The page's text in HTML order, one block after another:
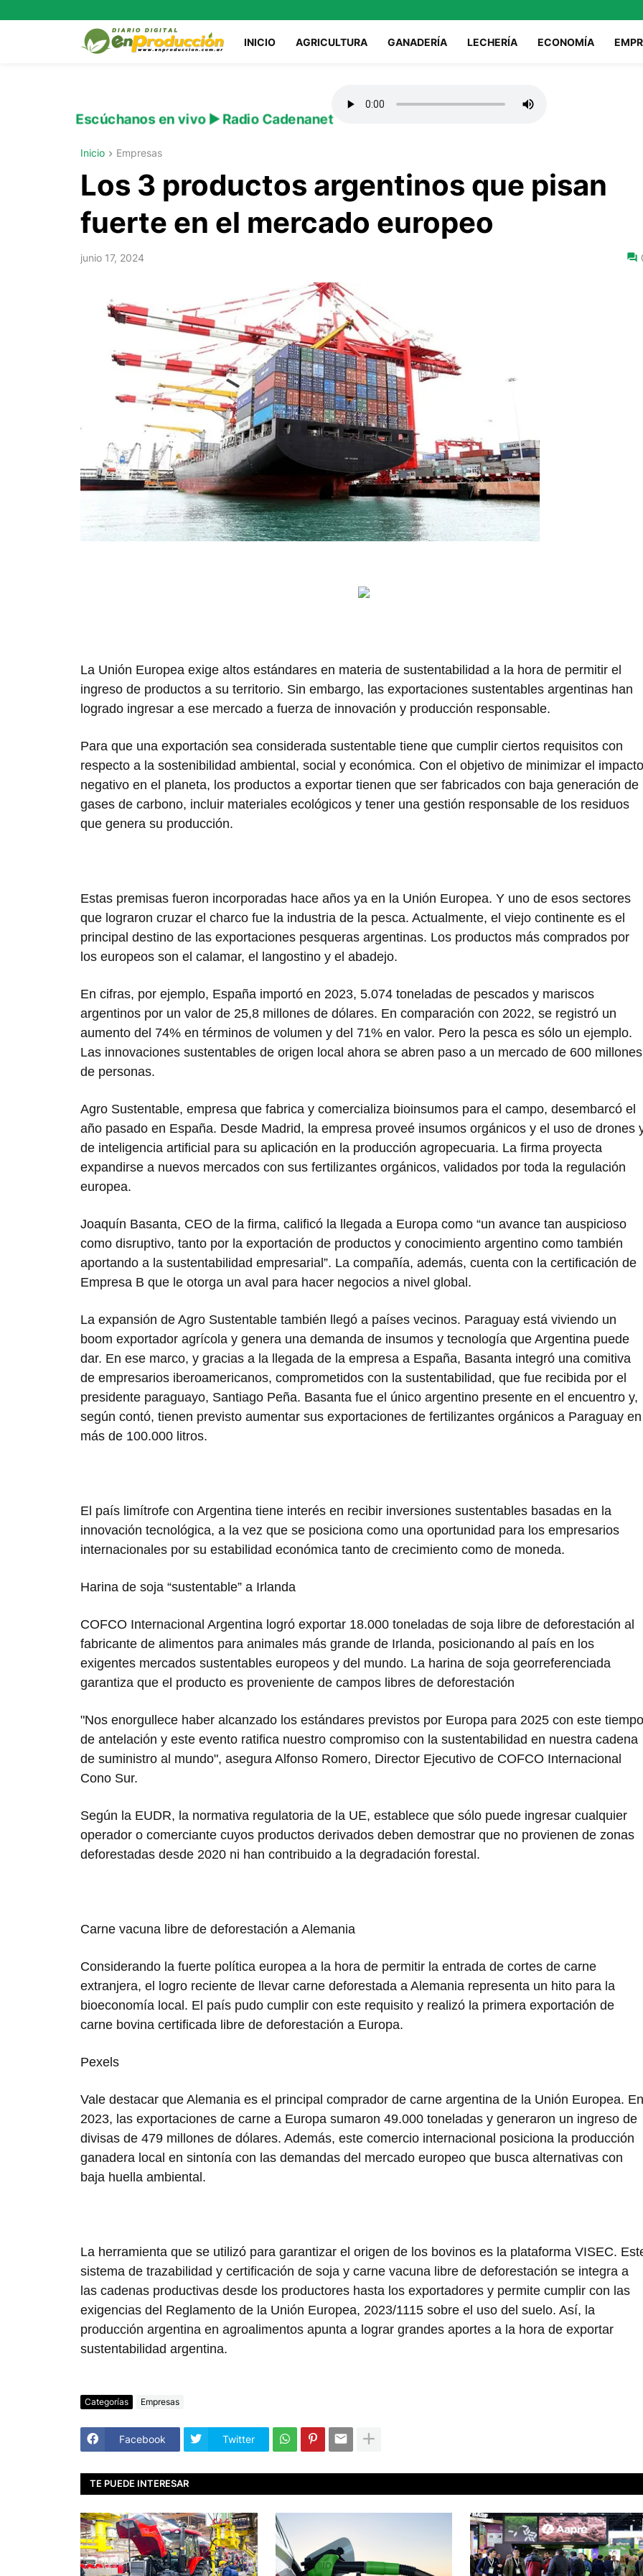
INICIO AGRICULTURA GANADERÍA LECHERÍA ECONOMÍA
Escúchanos en vivo ▶️ Radio Cadenanet
Inicio Empresas
Los 3 productos argentinos que pisan
fuerte en el mercado europeo
junio 17, 2024
La Unión Europea exige altos estándares en materia de sustentabilidad a la hora de permitir el
ingreso de productos a su territorio. Sin embargo, las exportaciones sustentables argentinas han
logrado ingresar a ese mercado a fuerza de innovación y producción responsable.
Para que una exportación sea considerada sustentable tiene que cumplir ciertos requisitos con
respecto a la sostenibilidad ambiental, social y económica. Con el objetivo de minimizar el impacto
negativo en el planeta, los productos a exportar tienen que ser fabricados con baja generación de
gases de carbono, incluir materiales ecológicos y tener una gestión responsable de los residuos
que genera su producción.
Estas premisas fueron incorporadas hace años ya en la Unión Europea. Y uno de esos sectores
que lograron cruzar el charco fue la industria de la pesca. Actualmente, el viejo continente es el
principal destino de las exportaciones pesqueras argentinas. Los productos más comprados por
los europeos son el calamar, el langostino y el abadejo.
En cifras, por ejemplo, España importó en 2023, 5.074 toneladas de pescados y mariscos
argentinos por un valor de 25,8 millones de dólares. En comparación con 2022, se registró un
aumento del 74% en términos de volumen y del 71% en valor. Pero la pesca es sólo un ejemplo.
Las innovaciones sustentables de origen local ahora se abren paso a un mercado de 600 millones
de personas.
Agro Sustentable, empresa que fabrica y comercializa bioinsumos para el campo, desembarcó el
año pasado en España. Desde Madrid, la empresa proveé insumos orgánicos y el uso de drones
de inteligencia artificial para su aplicación en la producción agropecuaria. La firma proyecta
expandirse a nuevos mercados con sus fertilizantes orgánicos, validados por toda la regulación
europea.
Joaquín Basanta, CEO de la firma, calificó la llegada a Europa como “un avance tan auspicioso
como disruptivo, tanto por la exportación de productos y conocimiento argentino como también
aportando a la sustentabilidad empresarial”. La compañía, además, cuenta con la certificación de
Empresa B que le otorga un aval para hacer negocios a nivel global.
La expansión de Agro Sustentable también llegó a países vecinos. Paraguay está viviendo un
boom exportador agrícola y genera una demanda de insumos y tecnología que Argentina puede
dar. En ese marco, y gracias a la llegada de la empresa a España, Basanta integró una comitiva
de empresarios iberoamericanos, comprometidos con la sustentabilidad, que fue recibida por el
presidente paraguayo, Santiago Peña. Basanta fue el único argentino presente en el encuentro y,
según contó, tienen previsto aumentar sus exportaciones de fertilizantes orgánicos a Paraguay en
más de 100.000 litros.
El país limítrofe con Argentina tiene interés en recibir inversiones sustentables basadas en la
innovación tecnológica, a la vez que se posiciona como una oportunidad para los empresarios
internacionales por su estabilidad económica tanto de crecimiento como de moneda.
Harina de soja “sustentable” a Irlanda
COFCO Internacional Argentina logró exportar 18.000 toneladas de soja libre de deforestación al
fabricante de alimentos para animales más grande de Irlanda, posicionando al país en los
exigentes mercados sustentables europeos y del mundo. La harina de soja georreferenciada
garantiza que el producto es proveniente de campos libres de deforestación
"Nos enorgullece haber alcanzado los estándares previstos por Europa para 2025 con este tiempo
de antelación y este evento ratifica nuestro compromiso con la sustentabilidad en nuestra cadena
de suministro al mundo", asegura Alfonso Romero, Director Ejecutivo de COFCO Internacional
Cono Sur.
Según la EUDR, la normativa regulatoria de la UE, establece que sólo puede ingresar cualquier
operador o comerciante cuyos productos derivados deben demostrar que no provienen de zonas
deforestadas desde 2020 ni han contribuido a la degradación forestal.
Carne vacuna libre de deforestación a Alemania
Considerando la fuerte política europea a la hora de permitir la entrada de cortes de carne
extranjera, el logro reciente de llevar carne deforestada a Alemania representa un hito para la
bioeconomía local. El país pudo cumplir con este requisito y realizó la primera exportación de
carne bovina certificada libre de deforestación a Europa.
Pexels
Vale destacar que Alemania es el principal comprador de carne argentina de la Unión Europea. En
2023, las exportaciones de carne a Europa sumaron 49.000 toneladas y generaron un ingreso de
divisas de 479 millones de dólares. Además, este comercio internacional posiciona la producción
ganadera local en sintonía con las demandas del mercado europeo que busca alternativas con
baja huella ambiental.
La herramienta que se utilizó para garantizar el origen de los bovinos es la plataforma VISEC.
sistema de trazabilidad y certificación de soja y carne vacuna libre de deforestación se integra a
las cadenas productivas desde los productores hasta los exportadores y permite cumplir con las
exigencias del Reglamento de la Unión Europea, 2023/1115 sobre el uso del suelo. Así, la
producción argentina en agroalimentos apunta a lograr grandes aportes a la hora de exportar
sustentabilidad argentina.
Categorías Empresas
Facebook Twitter
TE PUEDE INTERESAR